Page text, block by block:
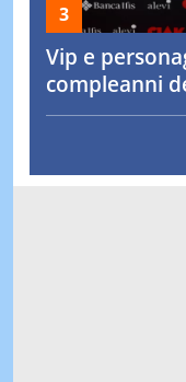
Vip e
compleanni